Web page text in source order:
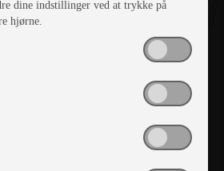
A/S
SØ
dine indstillinger ved at trykke på
hjørne.